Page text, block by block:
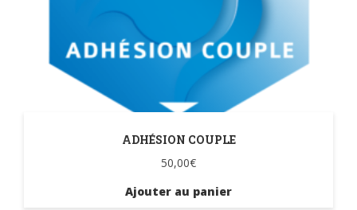
ADHÉSION COUPLE
50,00€
Ajouter au panier